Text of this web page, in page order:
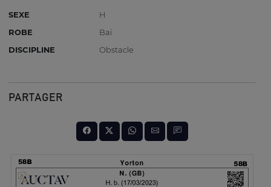
SEXE
H
ROBE
Bai
DISCIPLINE
Obstacle
PARTAGER